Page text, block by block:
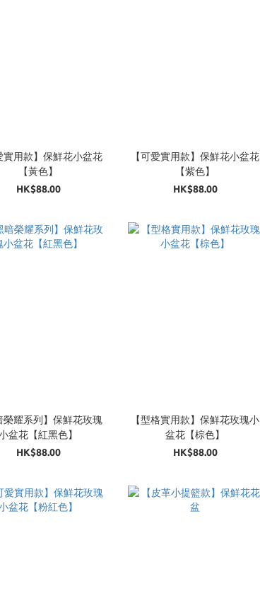
實用款】保鮮花小盆花
【黃色】
HK$88.00
【可愛實用款】保鮮花小盆花
【紫色】
HK$88.00
榮耀系列】保鮮花玫瑰
盆花【紅黑色】
HK$88.00
【型格實用款】保鮮花玫瑰小
盆花【棕色】
HK$88.00